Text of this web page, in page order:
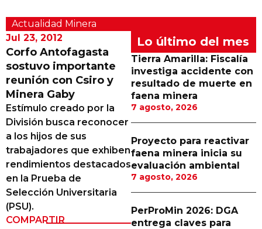
Minería Superficie
Minerí­a Subterránea
Proveedores
Canal Digital
Columnas de Opinión
Designaciones
Calendario de Eventos
Revistas Digital
Actualidad Minera
Jul 23, 2012
Corfo Antofagasta
sostuvo importante
reunión con Csiro y
Minera Gaby
Estímulo creado por la
División busca reconocer
a los hijos de sus
trabajadores que exhiben
rendimientos destacados
en la Prueba de
Selección Universitaria
(PSU).
COMPARTIR
Lo último del mes
Tierra Amarilla: Fiscalía
investiga accidente con
resultado de muerte en
faena minera
7 agosto, 2026
Proyecto para reactivar
faena minera inicia su
evaluación ambiental
7 agosto, 2026
PerProMin 2026: DGA
entrega claves para